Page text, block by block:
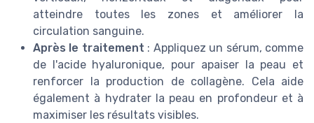
atteindre toutes les zones et améliorer la
circulation sanguine.
Après le traitement : Appliquez un sérum, comme
de l'acide hyaluronique, pour apaiser la peau et
renforcer la production de collagène. Cela aide
également à hydrater la peau en profondeur et à
maximiser les résultats visibles.